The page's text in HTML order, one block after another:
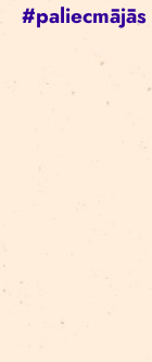
#paliecmājās